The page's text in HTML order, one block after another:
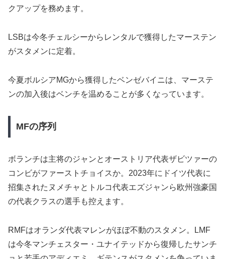
クアップを務めます。
LSBは今冬チェルシーからレンタルで獲得したマーステン
がスタメンに定着。
今夏ボルシアMGから獲得したベンゼバイニは、マーステ
ンの加入後はベンチを温めることが多くなっています。
MFの序列
ボランチは主将のジャンとオーストリア代表ザビツァーの
コンビがファーストチョイスか。2023年にドイツ代表に
招集されたヌメチャとトルコ代表エズジャンら欧州強豪国
の代表クラスの選手も控えます。
RMFはオランダ代表マレンがほぼ不動のスタメン。LMF
は今冬マンチェスター・ユナイテッドから復帰したサンチ